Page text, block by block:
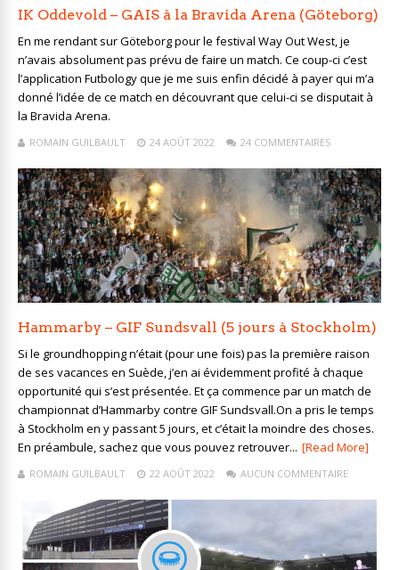
IK Oddevold – GAIS à la Bravida Arena (Göteborg)
En me rendant sur Göteborg pour le festival Way Out West, je
n’avais absolument pas prévu de faire un match. Ce coup-ci c’est
l’application Futbology que je me suis enfin décidé à payer qui m’a
donné l’idée de ce match en découvrant que celui-ci se disputait à
la Bravida Arena.
ROMAIN GUILBAULT 24 AOÛT 2022 24 COMMENTAIRES
Hammarby – GIF Sundsvall (5 jours à Stockholm)
Si le groundhopping n’était (pour une fois) pas la première raison
de ses vacances en Suède, j’en ai évidemment profité à chaque
opportunité qui s’est présentée. Et ça commence par un match de
championnat d’Hammarby contre GIF Sundsvall.On a pris le temps
à Stockholm en y passant 5 jours, et c’était la moindre des choses.
En préambule, sachez que vous pouvez retrouver... [Read More]
ROMAIN GUILBAULT 22 AOÛT 2022 AUCUN COMMENTAIRE